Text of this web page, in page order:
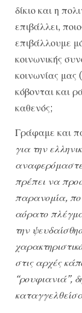
δίκιο και η
επιβάλλει,
επιβάλλουμε
κοινωνικής
κοινωνίας μας
κόβονται και
καθενός;
Γράφαμε και
για την
αναφερόμαστε
πρέπει να
παρανομία,
αόρατο πλέγμα
την
στις αρχές
“ρουφιανιά”,